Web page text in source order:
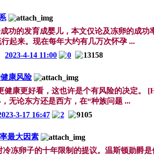
功的发育成婴儿，本文仅论及冻卵的成
起来。现在每年大约有几万次怀孕 ...
2023-4-14 11:00 0 13158
康风险
康更好看，这也许是个有风险的决定。
无论东方还是西方，在“种族问题 ...
3-17 16:47 2 9105
最大因素
冻卵子的十年限制的提议。温斯顿勋爵